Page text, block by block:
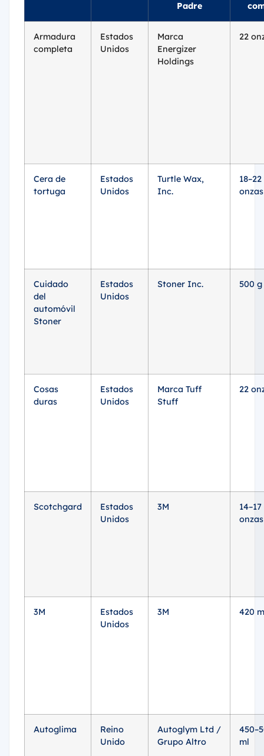
Padre
Armadura
completa
Estados
Unidos
Marca
Energizer
Holdings
22
Cera de
tortuga
Estados
Unidos
Turtle Wax,
Inc.
18–22
onzas
Cuidado
del
automóvil
Stoner
Estados
Unidos
Stoner Inc. 500 g
Cosas
duras
Estados
Unidos
Marca Tuff
Stuff
22
Scotchgard
Estados
Unidos
3M
14–17
onzas
3M
Estados
Unidos
3M 420
Autoglima
Reino
Unido
Autoglym Ltd /
Grupo Altro
ml